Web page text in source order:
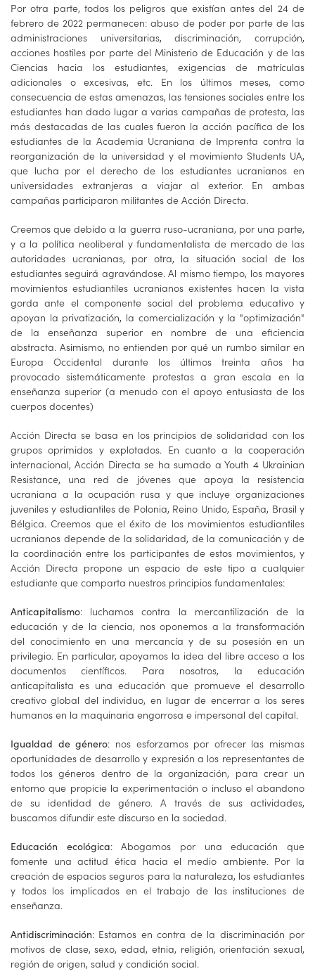
Por otra parte, todos los peligros que existían antes del 24 de
febrero de 2022 permanecen: abuso de poder por parte de las
administraciones universitarias, discriminación, corrupción,
acciones hostiles por parte del Ministerio de Educación y de las
Ciencias hacia los estudiantes, exigencias de matrículas
adicionales o excesivas, etc. En los últimos meses, como
consecuencia de estas amenazas, las tensiones sociales entre los
estudiantes han dado lugar a varias campañas de protesta, las
más destacadas de las cuales fueron la acción pacífica de los
estudiantes de la Academia Ucraniana de Imprenta contra la
reorganización de la universidad y el movimiento Students UA,
que lucha por el derecho de los estudiantes ucranianos en
universidades extranjeras a viajar al exterior. En ambas
campañas participaron militantes de Acción Directa.
Creemos que debido a la guerra ruso-ucraniana, por una parte,
y a la política neoliberal y fundamentalista de mercado de las
autoridades ucranianas, por otra, la situación social de los
estudiantes seguirá agravándose. Al mismo tiempo, los mayores
movimientos estudiantiles ucranianos existentes hacen la vista
gorda ante el componente social del problema educativo y
apoyan la privatización, la comercialización y la "optimización"
de la enseñanza superior en nombre de una eficiencia
abstracta. Asimismo, no entienden por qué un rumbo similar en
Europa Occidental durante los últimos treinta años ha
provocado sistemáticamente protestas a gran escala en la
enseñanza superior (a menudo con el apoyo entusiasta de los
cuerpos docentes)
Acción Directa se basa en los principios de solidaridad con los
grupos oprimidos y explotados. En cuanto a la cooperación
internacional, Acción Directa se ha sumado a Youth 4 Ukrainian
Resistance, una red de jóvenes que apoya la resistencia
ucraniana a la ocupación rusa y que incluye organizaciones
juveniles y estudiantiles de Polonia, Reino Unido, España, Brasil y
Bélgica. Creemos que el éxito de los movimientos estudiantiles
ucranianos depende de la solidaridad, de la comunicación y de
la coordinación entre los participantes de estos movimientos, y
Acción Directa propone un espacio de este tipo a cualquier
estudiante que comparta nuestros principios fundamentales:
Anticapitalismo: luchamos contra la mercantilización de la
educación y de la ciencia, nos oponemos a la transformación
del conocimiento en una mercancía y de su posesión en un
privilegio. En particular, apoyamos la idea del libre acceso a los
documentos científicos. Para nosotros, la educación
anticapitalista es una educación que promueve el desarrollo
creativo global del individuo, en lugar de encerrar a los seres
humanos en la maquinaria engorrosa e impersonal del capital.
Igualdad de género: nos esforzamos por ofrecer las mismas
oportunidades de desarrollo y expresión a los representantes de
todos los géneros dentro de la organización, para crear un
entorno que propicie la experimentación o incluso el abandono
de su identidad de género. A través de sus actividades,
buscamos difundir este discurso en la sociedad.
Educación ecológica: Abogamos por una educación que
fomente una actitud ética hacia el medio ambiente. Por la
creación de espacios seguros para la naturaleza, los estudiantes
y todos los implicados en el trabajo de las instituciones de
enseñanza.
Antidiscriminación: Estamos en contra de la discriminación por
motivos de clase, sexo, edad, etnia, religión, orientación sexual,
región de origen, salud y condición social.